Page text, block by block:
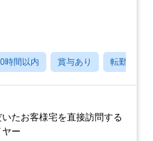
時間以内 賞与あり 転勤なし
たお客様宅を直接訪問する
ー